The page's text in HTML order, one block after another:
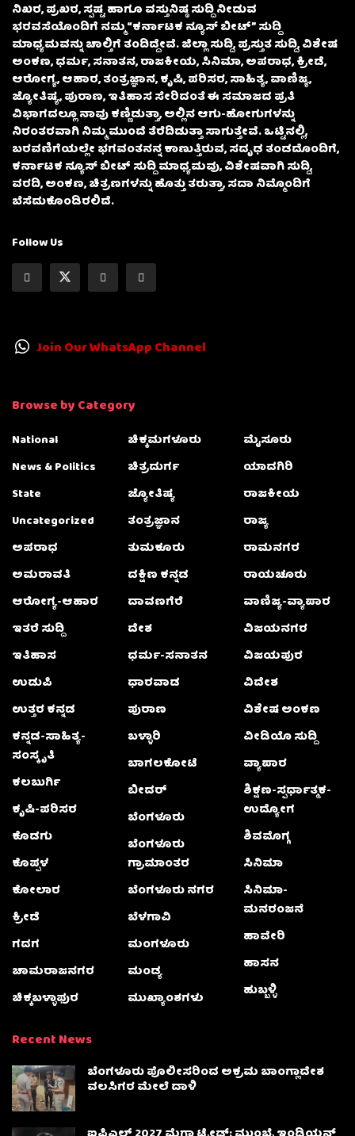
ನಿಖರ, ಪ್ರಖರ, ಸ್ಪಷ್ಟ ಹಾಗೂ ವಸ್ತುನಿಷ್ಠ ಸುದ್ದಿ ನೀಡುವ
ಭರವಸೆಯೊಂದಿಗೆ ನಮ್ಮ “ಕರ್ನಾಟಕ ನ್ಯೂಸ್ ಬೀಟ್” ಸುದ್ದಿ
ಮಾಧ್ಯಮವನ್ನು ಚಾಲ್ತಿಗೆ ತಂದಿದ್ದೇವೆ. ಜಿಲ್ಲಾ ಸುದ್ದಿ, ಪ್ರಸ್ತುತ ಸುದ್ದಿ, ವಿಶೇಷ
ಅಂಕಣ, ಧರ್ಮ, ಸನಾತನ, ರಾಜಕೀಯ, ಸಿನಿಮಾ, ಅಪರಾಧ, ಕ್ರೀಡೆ,
ಆರೋಗ್ಯ, ಆಹಾರ, ತಂತ್ರಜ್ಞಾನ, ಕೃಷಿ, ಪರಿಸರ, ಸಾಹಿತ್ಯ, ವಾಣಿಜ್ಯ,
ಜ್ಯೋತಿಷ್ಯ, ಪುರಾಣ, ಇತಿಹಾಸ ಸೇರಿದಂತೆ ಈ ಸಮಾಜದ ಪ್ರತಿ
ವಿಭಾಗದಲ್ಲೂ ನಾವು ಕಣ್ಣಿಡುತ್ತಾ, ಅಲ್ಲಿನ ಆಗು-ಹೋಗುಗಳನ್ನು
ನಿರಂತರವಾಗಿ ನಿಮ್ಮ ಮುಂದೆ ತೆರೆದಿಡುತ್ತಾ ಸಾಗುತ್ತೇವೆ. ಒಟ್ಟಿನಲ್ಲಿ,
ಬರವಣಿಗೆಯಲ್ಲೇ ಭಗವಂತನನ್ನ ಕಾಣುತ್ತಿರುವ, ಸದೃಢ ತಂಡದೊಂದಿಗೆ,
ಕರ್ನಾಟಕ ನ್ಯೂಸ್ ಬೀಟ್ ಸುದ್ದಿ ಮಾಧ್ಯಮವು, ವಿಶೇಷವಾಗಿ ಸುದ್ದಿ,
ವರದಿ, ಅಂಕಣ, ಚಿತ್ರಣಗಳನ್ನು ಹೊತ್ತು ತರುತ್ತಾ, ಸದಾ ನಿಮ್ಮೊಂದಿಗೆ
ಬೆಸೆದುಕೊಂಡಿರಲಿದೆ.
Follow Us
Join Our WhatsApp Channel
Browse by Category
National
News & Politics
State
Uncategorized
ಅಪರಾಧ
ಅಮರಾವತಿ
ಆರೋಗ್ಯ-ಆಹಾರ
ಇತರೆ ಸುದ್ದಿ
ಇತಿಹಾಸ
ಉಡುಪಿ
ಉತ್ತರ ಕನ್ನಡ
ಕನ್ನಡ-ಸಾಹಿತ್ಯ-
ಸಂಸ್ಕೃತಿ
ಕಲಬುರ್ಗಿ
ಕೃಷಿ-ಪರಿಸರ
ಕೊಡಗು
ಕೊಪ್ಪಳ
ಕೋಲಾರ
ಕ್ರೀಡೆ
ಗದಗ
ಚಾಮರಾಜನಗರ
ಚಿಕ್ಕಬಳ್ಳಾಫುರ
ಚಿಕ್ಕಮಗಳೂರು
ಚಿತ್ರದುರ್ಗ
ಜ್ಯೋತಿಷ್ಯ
ತಂತ್ರಜ್ಞಾನ
ತುಮಕೂರು
ದಕ್ಷಿಣ ಕನ್ನಡ
ದಾವಣಗೆರೆ
ದೇಶ
ಧರ್ಮ-ಸನಾತನ
ಧಾರವಾಡ
ಪುರಾಣ
ಬಳ್ಳಾರಿ
ಬಾಗಲಕೋಟೆ
ಬೀದರ್
ಬೆಂಗಳೂರು
ಬೆಂಗಳೂರು
ಗ್ರಾಮಾಂತರ
ಬೆಂಗಳೂರು ನಗರ
ಬೆಳಗಾವಿ
ಮಂಗಳೂರು
ಮಂಡ್ಯ
ಮುಖ್ಯಾಂಶಗಳು
ಮೈಸೂರು
ಯಾದಗಿರಿ
ರಾಜಕೀಯ
ರಾಜ್ಯ
ರಾಮನಗರ
ರಾಯಚೂರು
ವಾಣಿಜ್ಯ-ವ್ಯಾಪಾರ
ವಿಜಯನಗರ
ವಿಜಯಪುರ
ವಿದೇಶ
ವಿಶೇಷ ಅಂಕಣ
ವೀಡಿಯೊ ಸುದ್ದಿ
ವ್ಯಾಪಾರ
ಶಿಕ್ಷಣ-ಸ್ಪರ್ಧಾತ್ಮಕ-
ಉದ್ಯೋಗ
ಶಿವಮೊಗ್ಗ
ಸಿನಿಮಾ
ಸಿನಿಮಾ-
ಮನರಂಜನೆ
ಹಾವೇರಿ
ಹಾಸನ
ಹುಬ್ಬಳ್ಳಿ
Recent News
ಬೆಂಗಳೂರು ಪೊಲೀಸರಿಂದ ಅಕ್ರಮ ಬಾಂಗ್ಲಾದೇಶ
ವಲಸಿಗರ ಮೇಲೆ ದಾಳಿ